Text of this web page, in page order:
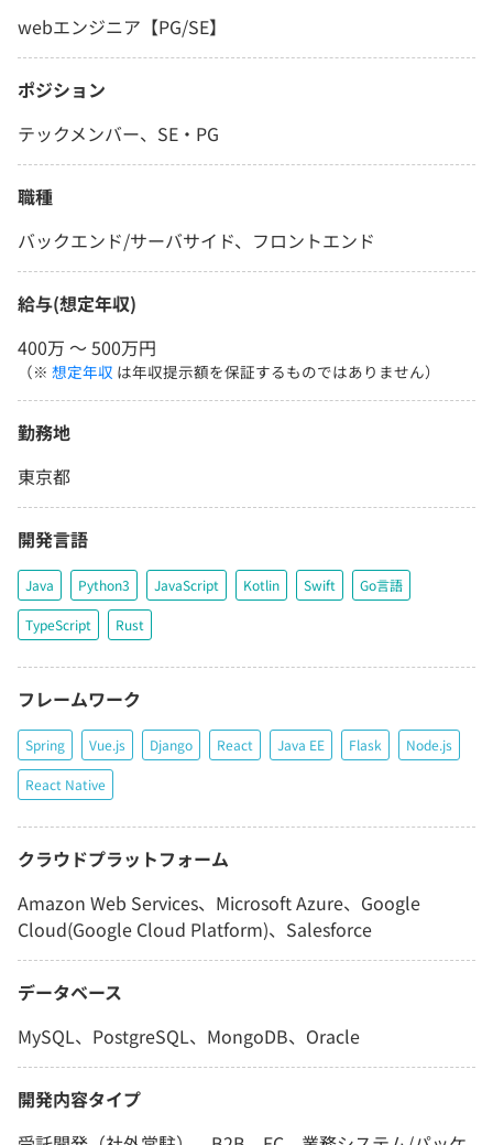
webエンジニア【PG/SE】
ポジション
テックメンバー、SE・PG
職種
バックエンド/サーバサイド、フロントエンド
給与(想定年収)
400万 〜 500万円
（※ 想定年収 は年収提示額を保証するものではありません）
勤務地
東京都
開発言語
Java Python3 JavaScript Kotlin Swift Go言語
TypeScript Rust
フレームワーク
Spring Vue.js Django React Java EE Flask Node.js
React Native
クラウドプラットフォーム
Amazon Web Services、Microsoft Azure、Google
Cloud(Google Cloud Platform)、Salesforce
データベース
MySQL、PostgreSQL、MongoDB、Oracle
開発内容タイプ